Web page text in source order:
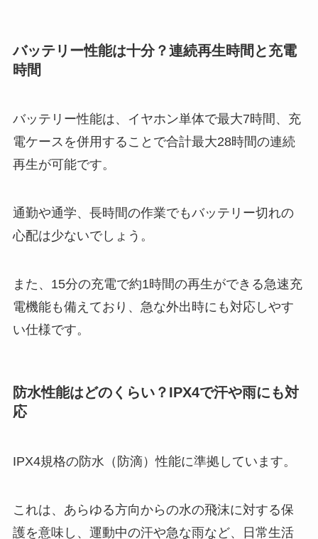
バッテリー性能は十分？連続再生時間と充電
時間
バッテリー性能は、イヤホン単体で最大7時間、充
電ケースを併用することで合計最大28時間の連続
再生が可能です。
通勤や通学、長時間の作業でもバッテリー切れの
心配は少ないでしょう。
また、15分の充電で約1時間の再生ができる急速充
電機能も備えており、急な外出時にも対応しやす
い仕様です。
防水性能はどのくらい？IPX4で汗や雨にも対
応
IPX4規格の防水（防滴）性能に準拠しています。
これは、あらゆる方向からの水の飛沫に対する保
護を意味し、運動中の汗や急な雨など、日常生活